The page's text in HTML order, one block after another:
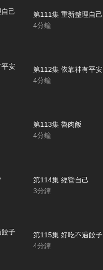
第111集 重新整理自己
4分鐘
第112集 依靠神有平安
4分鐘
第113集 魯肉飯
4分鐘
第114集 經營自己
3分鐘
第115集 好吃不過餃子
4分鐘